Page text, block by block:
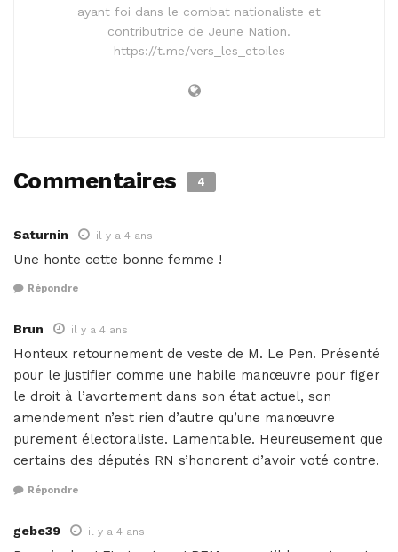
ayant foi dans le combat nationaliste et
contributrice de Jeune Nation.
https://t.me/vers_les_etoiles
Commentaires 4
Saturnin il y a 4 ans
Une honte cette bonne femme !
Répondre
Brun il y a 4 ans
Honteux retournement de veste de M. Le Pen. Présenté
pour le justifier comme une habile manœuvre pour figer
le droit à l’avortement dans son état actuel, son
amendement n’est rien d’autre qu’une manœuvre
purement électoraliste. Lamentable. Heureusement que
certains des députés RN s’honorent d’avoir voté contre.
Répondre
gebe39 il y a 4 ans